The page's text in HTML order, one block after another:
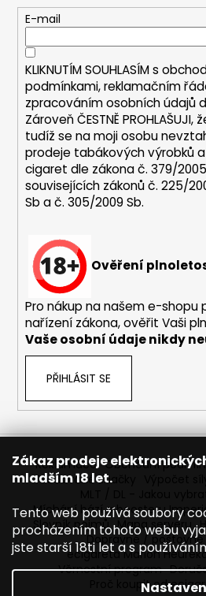
Zákaz prodeje
mladším 18 let.
Tento web používá soubory
procházením tohoto webu
jste starší 18ti let a s
E-mail
KLIKNUTÍM SOUHLASÍM s
podmínkami,reklamačním
zpracováním osobních údajů
Zároveň ČESTNĚ
tudíž se na moji osobu
prodeje tabákových výrobků
cigaret dle zákona č. 379/
souvisejících zákonů č. 225/
Sb a č. 305/2009 Sb.
Ověření
Pro nákup na našem e-shopu
nařízení zákona, ověřit Vaši
Vaše osobní údaje nikdy
PŘIHLÁSIT SE
Reklamace Obchodní
Prodávané značky
Míchání bází a boosteru
Slovník pojmů Mapa serveru
Dopravné / poštovné
ecigareta Marion Heureka
Věrnostní program
Proč koupit od